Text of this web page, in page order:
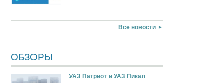
Все новости
ОБЗОРЫ
УАЗ Патриот и УАЗ Пикап